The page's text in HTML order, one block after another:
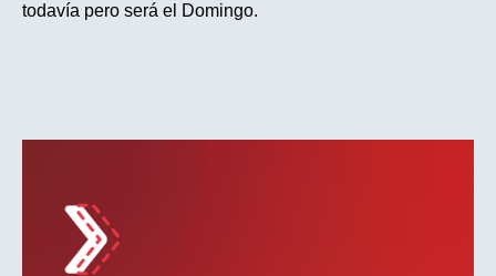
todavía pero será el Domingo.